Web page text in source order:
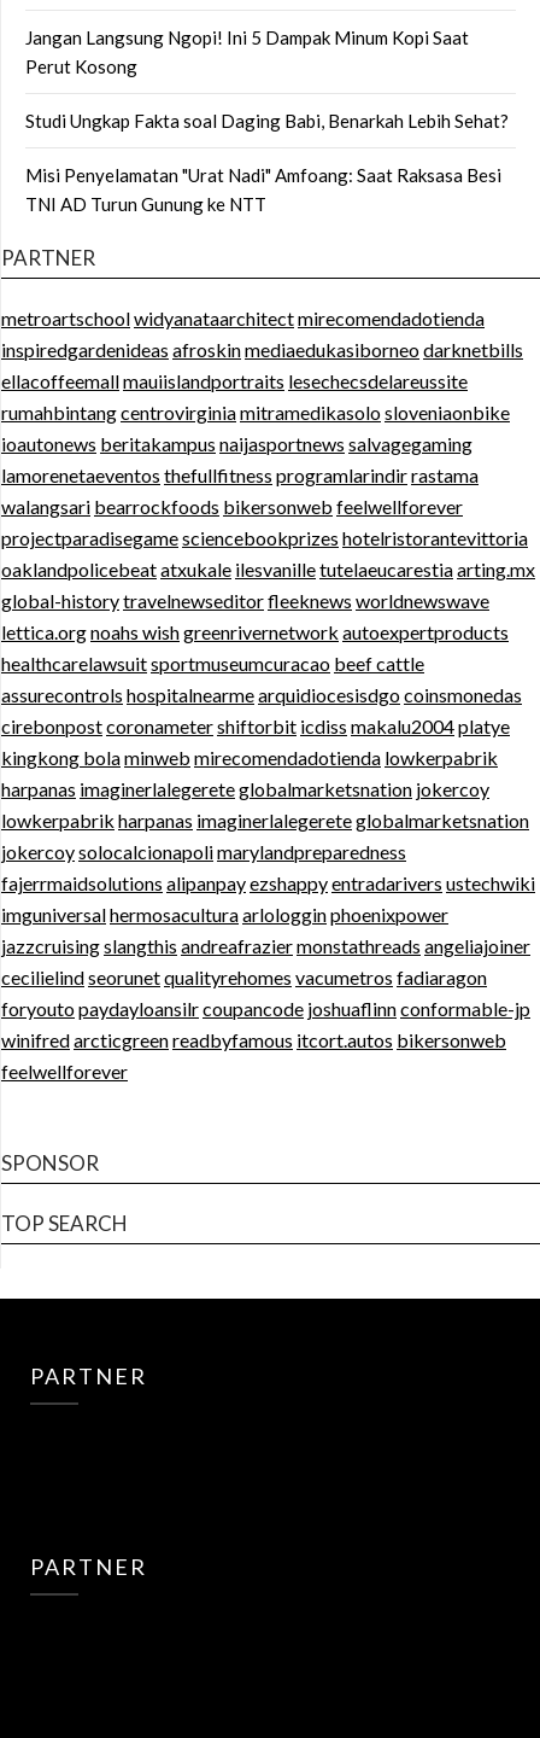
Jangan Langsung Ngopi! Ini 5 Dampak Minum Kopi Saat
Perut Kosong
Studi Ungkap Fakta soal Daging Babi, Benarkah Lebih Sehat?
Misi Penyelamatan "Urat Nadi" Amfoang: Saat Raksasa Besi
TNI AD Turun Gunung ke NTT
PARTNER
metroartschoolwidyanataarchitectmirecomendadotienda
inspiredgardenideas afroskinmediaedukasiborneodarknetbills
ellacoffeemallmauiislandportraits lesechecsdelareussite
rumahbintangcentrovirginiamitramedikasolosloveniaonbike
ioautonews beritakampus naijasportnews salvagegaming
lamorenetaeventos thefullfitness programlarindirrastama
walangsari bearrockfoods bikersonweb feelwellforever
projectparadisegamesciencebookprizes hotelristorantevittoria
oaklandpolicebeatatxukale ilesvanilletutelaeucarestiaarting.mx
global-historytravelnewseditorfleeknews worldnewswave
lettica.orgnoahs wishgreenrivernetwork autoexpertproducts
healthcarelawsuitsportmuseumcuracao beef cattle
assurecontrols hospitalnearmearquidiocesisdgocoinsmonedas
cirebonpostcoronametershiftorbit icdiss makalu2004platye
kingkong bolaminweb mirecomendadotienda lowkerpabrik
harpanas imaginerlalegereteglobalmarketsnation jokercoy
lowkerpabrik harpanas imaginerlalegereteglobalmarketsnation
jokercoysolocalcionapolimarylandpreparedness
fajerrmaidsolutions alipanpayezshappyentradarivers ustechwiki
imguniversalhermosaculturaarlologginphoenixpower
jazzcruisingslangthis andreafraziermonstathreads angeliajoiner
cecilielindseorunetqualityrehomes vacumetros fadiaragon
foryoutopaydayloansilrcoupancode joshuaflinnconformable-jp
winifredarcticgreenreadbyfamous itcort.autos bikersonweb
feelwellforever
SPONSOR
TOP SEARCH
PARTNER
PARTNER